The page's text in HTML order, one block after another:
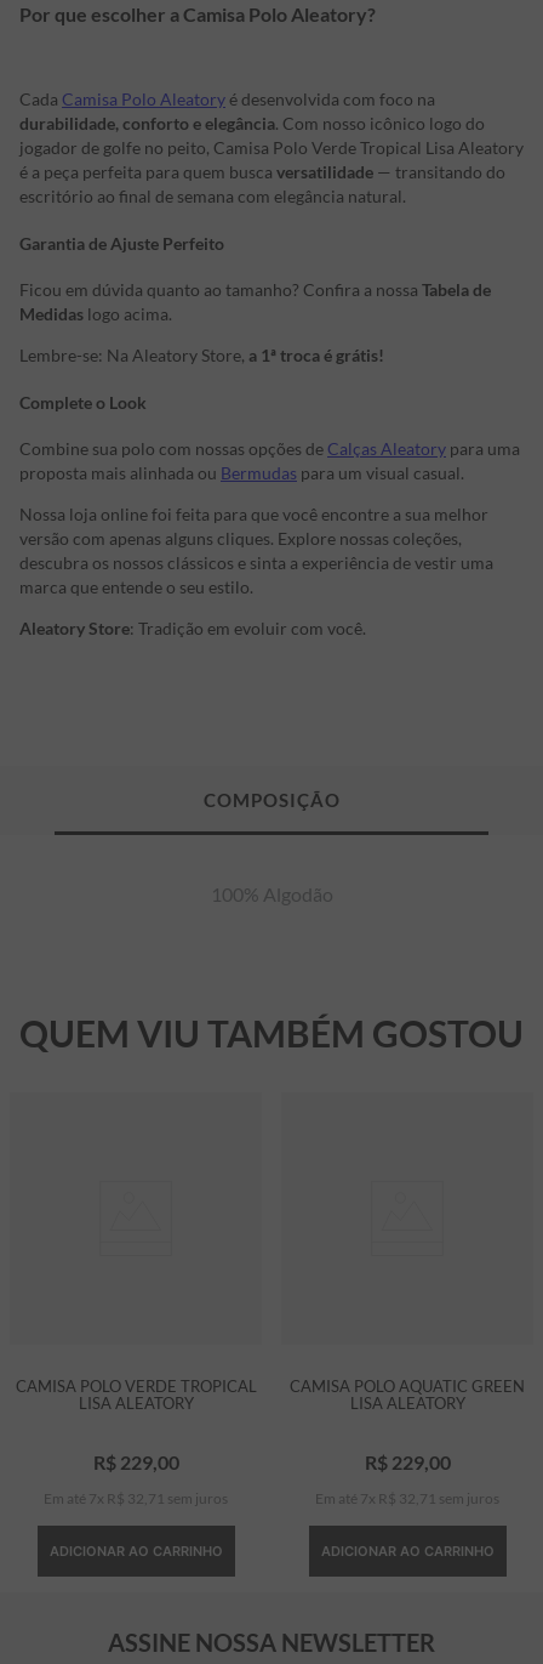
Por que escolher a Camisa Polo Aleatory?
Cada Camisa Polo Aleatory é desenvolvida com foco na
durabilidade, conforto e elegância. Com nosso icônico logo do
jogador de golfe no peito, Camisa Polo Verde Tropical Lisa Aleatory
é a peça perfeita para quem busca versatilidade — transitando do
escritório ao final de semana com elegância natural.
Garantia de Ajuste Perfeito
Ficou em dúvida quanto ao tamanho? Confira a nossa Tabela de
Medidas logo acima.
Lembre-se: Na Aleatory Store, a 1ª troca é grátis!
Complete o Look
Combine sua polo com nossas opções de Calças Aleatory para uma
proposta mais alinhada ou Bermudas para um visual casual.
Nossa loja online foi feita para que você encontre a sua melhor
versão com apenas alguns cliques. Explore nossas coleções,
descubra os nossos clássicos e sinta a experiência de vestir uma
marca que entende o seu estilo.
Aleatory Store: Tradição em evoluir com você.
100% Algodão
QUEM VIU TAMBÉM GOSTOU
CAMISA POLO VERDE TROPICAL
LISA ALEATORY
R$ 229,00
Em até 7 x R$ 32 71 sem juros
ADICIONAR AO CARRINHO
CAMISA POLO AQUATIC GREEN
LISA ALEATORY
R$ 229,00
Em até 7 x R$ 32 71 sem juros
ADICIONAR AO CARRINHO
ASSINE NOSSA NEWSLETTER